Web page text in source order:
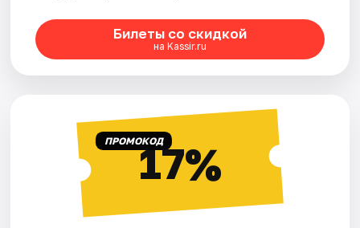
Билеты со скидкой
на Kassir.ru
ПРОМОКОД17%